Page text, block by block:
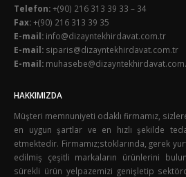
Telefon:+(90) 216 313 39 33 – 34
Fax:+(90) 216 313 39 35
E-mail: info@dizayntekhirdavat.com.tr
E-mail: siparis@dizayntekhirdavat.com.tr
E-mail:
HAKKIMIZDA
Müşteri memnuniyeti odaklı firmamız,
en uygun şartlar ve en hızlı şekilde
etmektedir. Firmamız;stoklarında, gerek
edilmiş çeşitli markaların ürünlerini
sürekli ürün yelpazemizi genişletip